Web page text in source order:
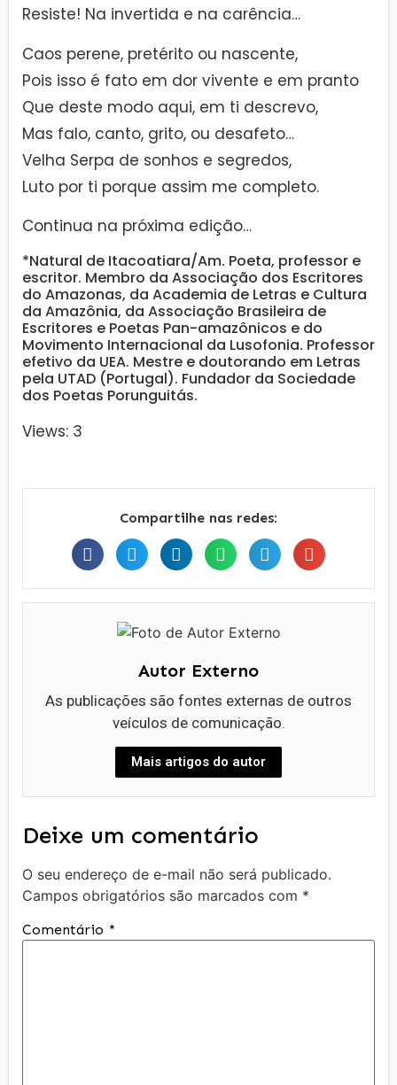
Resiste! Na invertida e na carência…
Caos perene, pretérito ou nascente,
Pois isso é fato em dor vivente e em pranto
Que deste modo aqui, em ti descrevo,
Mas falo, canto, grito, ou desafeto…
Velha Serpa de sonhos e segredos,
Luto por ti porque assim me completo.
Continua na próxima edição…
*Natural de Itacoatiara/Am. Poeta, professor e
escritor. Membro da Associação dos Escritores
do Amazonas, da Academia de Letras e Cultura
da Amazônia, da Associação Brasileira de
Escritores e Poetas Pan-amazônicos e do
Movimento Internacional da Lusofonia. Professor
efetivo da UEA. Mestre e doutorando em Letras
pela UTAD (Portugal). Fundador da Sociedade
dos Poetas Porunguitás.
Views: 3
Compartilhe nas redes:
Autor Externo
As publicações são fontes externas de outros
veículos de comunicação.
Mais artigos do autor
Deixe um comentário
O seu endereço de e-mail não será publicado.
Campos obrigatórios são marcados com *
Comentário *